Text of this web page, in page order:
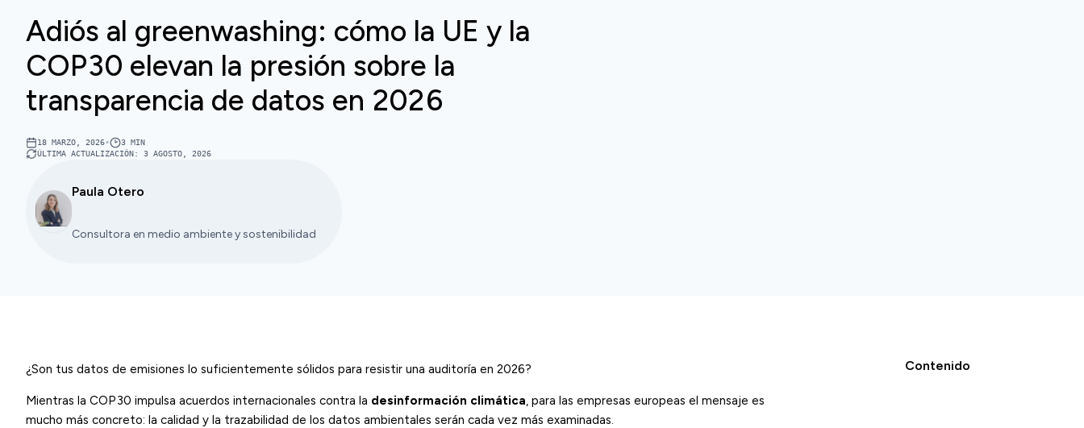
Adiós al greenwashing: cómo la UE y la
COP30 elevan la presión sobre la
transparencia de datos en 2026
18 MARZO, 2026• 3 MIN
ÚLTIMA ACTUALIZACIÓN: 3 AGOSTO, 2026
Paula Otero
Consultora en medio ambiente y sostenibilidad
¿Son tus datos de emisiones lo suficientemente sólidos para resistir una auditoría en 2026?
Mientras la COP30 impulsa acuerdos internacionales contra la desinformación climática, para las empresas europeas el mensaje es
mucho más concreto: la calidad y la trazabilidad de los datos ambientales serán cada vez más examinadas.
Contenido